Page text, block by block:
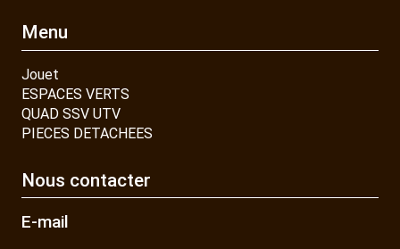
Menu
Jouet
ESPACES VERTS
QUAD SSV UTV
PIECES DETACHEES
Nous contacter
E-mail